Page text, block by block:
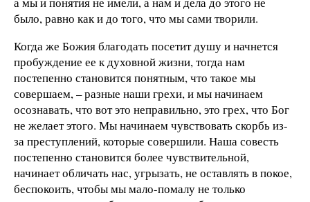
было, равно как и до того, что мы сами творили.
Когда же Божия благодать посетит душу и начнется
пробуждение ее к духовной жизни, тогда нам
постепенно становится понятным, что такое мы
совершаем, – разные наши грехи, и мы начинаем
осознавать, что вот это неправильно, это грех, что Бог
не желает этого. Мы начинаем чувствовать скорбь из-
за преступлений, которые совершили. Наша совесть
постепенно становится более чувствительной,
начинает обличать нас, угрызать, не оставлять в покое,
беспокоить, чтобы мы мало-помалу не только